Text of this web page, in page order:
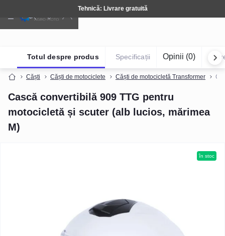
Tehnică: Livrare gratuită
Căști Căști de motociclete Căști de motocicletă Transformer
Cască convertibilă 909 TTG pentru
motocicletă și scuter (alb lucios, mărimea
M)
Totul despre produs Specificații Opinii (0)
în stoc